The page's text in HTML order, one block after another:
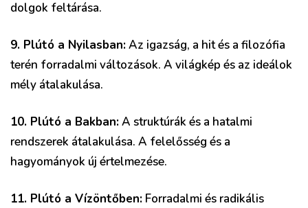
dolgok feltárása.
9. Plútó a Nyilasban:Az igazság, a hit és a filozófia
terén forradalmi változások. A világkép és az ideálok
mély átalakulása.
10. Plútó a Bakban:A struktúrák és a hatalmi
rendszerek átalakulása. A felelősség és a
hagyományok új értelmezése.
11. Plútó a Vízöntőben: Forradalmi és radikális